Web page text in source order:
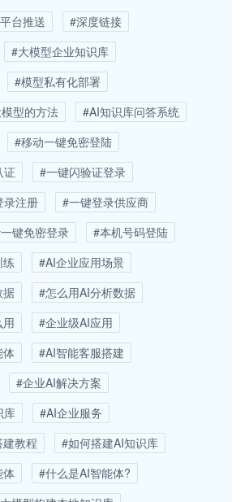
台推送
#深度链接
#大模型企业知识库
#模型私有化部署
型的方法
#AI知识库问答系统
#移动一键免密登陆
证
#一键闪验证登录
录注册
#一键登录供应商
键免密登录
#本机号码登陆
#AI企业应用场景
据
#怎么用AI分析数据
#企业级AI应用
体
#AI智能客服搭建
#企业AI解决方案
库
#AI企业服务
教程
#如何搭建AI知识库
体
#什么是AI智能体?